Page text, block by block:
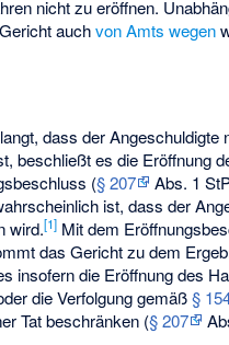
nicht zu eröffnen.
auchvon Amts wegen
dass der
beschließt es die Eröffnung
(§ 207
Abs. 1
ist, dass der
wird.[1] Mit dem
das Gericht zu dem
insofern die Eröffnung des
die Verfolgung gemäß§
Tat beschränken (§ 207